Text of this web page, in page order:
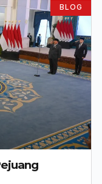
BLOG